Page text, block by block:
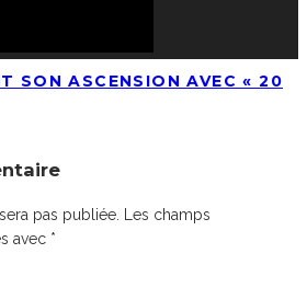
SON ASCENSION AVEC « 20
pas publiée. Les champs
avec *